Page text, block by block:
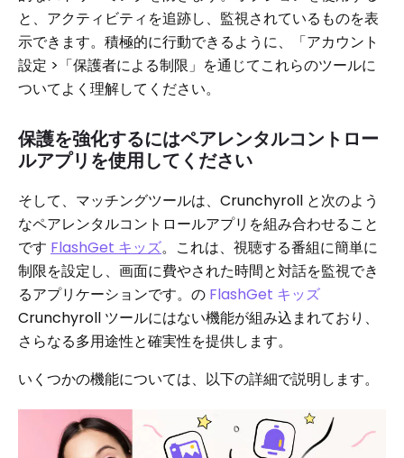
と、アクティビティを追跡し、監視されているものを表
示できます。積極的に行動できるように、「アカウント
設定 >「保護者による制限」を通じてこれらのツールに
ついてよく理解してください。
保護を強化するにはペアレンタルコントロー
ルアプリを使用してください
そして、マッチングツールは、Crunchyroll と次のよう
なペアレンタルコントロールアプリを組み合わせること
です FlashGet キッズ。これは、視聴する番組に簡単に
制限を設定し、画面に費やされた時間と対話を監視でき
るアプリケーションです。の FlashGet キッズ
Crunchyroll ツールにはない機能が組み込まれており、
さらなる多用途性と確実性を提供します。
いくつかの機能については、以下の詳細で説明します。